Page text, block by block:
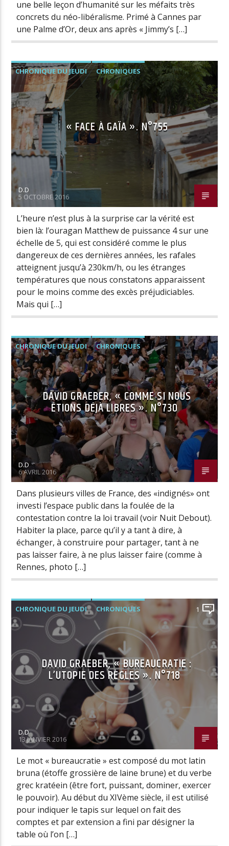
une belle leçon d’humanité sur les méfaits très
concrets du néo-libéralisme. Primé à Cannes par
une Palme d’Or, deux ans après « Jimmy’s […]
CHRONIQUE DU JEUDI CHRONIQUES
« FACE À GAÏA ». N°755
D.D
5 OCTOBRE 2016
L’heure n’est plus à la surprise car la vérité est
bien là: l’ouragan Matthew de puissance 4 sur une
échelle de 5, qui est considéré comme le plus
dangereux de ces dernières années, les rafales
atteignent jusqu’à 230km/h, ou les étranges
températures que nous constatons apparaissent
pour le moins comme des excès préjudiciables.
Mais qui […]
CHRONIQUE DU JEUDI CHRONIQUES
DAVID GRAEBER, « COMME SI NOUS
ÉTIONS DÉJÀ LIBRES ». N°730
D.D
6 AVRIL 2016
Dans plusieurs villes de France, des «indignés» ont
investi l’espace public dans la foulée de la
contestation contre la loi travail (voir Nuit Debout).
Habiter la place, parce qu’il y a tant à dire, à
échanger, à construire pour partager, tant à ne
pas laisser faire, à ne plus laisser faire (comme à
Rennes, photo […]
CHRONIQUE DU JEUDI CHRONIQUES 1
DAVID GRAEBER, « BUREAUCRATIE :
L’UTOPIE DES RÈGLES ». N°718
D.D
13 JANVIER 2016
Le mot « bureaucratie » est composé du mot latin
bruna (étoffe grossière de laine brune) et du verbe
grec kratéein (être fort, puissant, dominer, exercer
le pouvoir). Au début du XIVème siècle, il est utilisé
pour indiquer le tapis sur lequel on fait des
comptes et par extension a fini par désigner la
table où l’on […]